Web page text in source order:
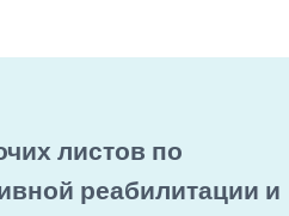
листов по
реабилитации и